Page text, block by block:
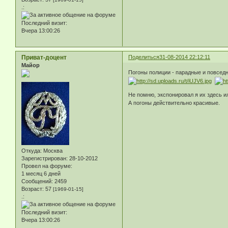
.:
Последний визит:
Вчера 13:00:26
Поделиться31-08-2014 22:12:11
Приват-доцент
Майор
Откуда: Москва
Зарегистрирован: 28-10-2012
Провел на форуме:
1 месяц 6 дней
Сообщений: 2459
Возраст: 57 [1969-01-15]
.:
Последний визит:
Вчера 13:00:26
Погоны полиции - парадные и
Не помню, экспонировал я их здесь
А погоны действительно красивые.